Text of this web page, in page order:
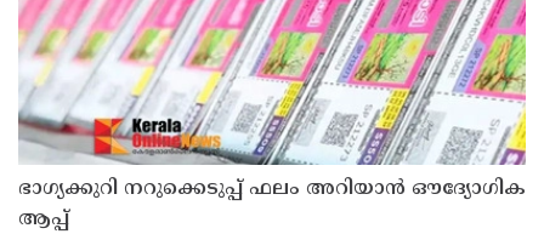
ഭാഗ്യക്കുറി നറുക്കെടുപ്പ് ഫലം അറിയാൻ ഔദ്യോഗിക
ആപ്പ്